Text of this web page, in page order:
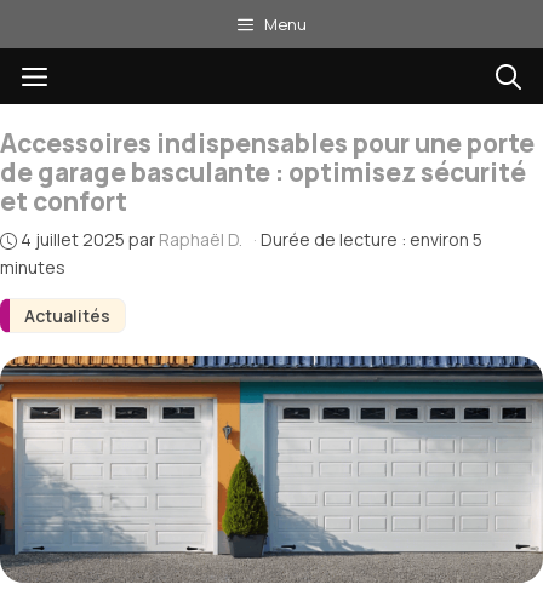
au
contenu
Menu
Menu
Actualités
Accessoires indispensables pour une porte
de garage basculante : optimisez sécurité
et confort
4 juillet 2025 par Raphaël D. · Durée de lecture : environ 5
minutes